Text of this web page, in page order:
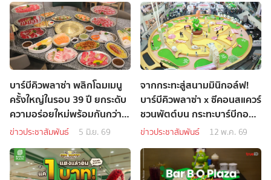
บาร์บีคิวพลาซ่า พลิกโฉมเมนู
ครั้งใหญ่ในรอบ 39 ปี ยกระดับ
ความอร่อยใหม่พร้อมกันกว่า
160 สาขาทั่วประเทศ
ข่าวประชาสัมพันธ์ 5 มิ.ย. 69
จากกระทะสู่สนามมินิกอล์ฟ!
บาร์บีคิวพลาซ่า x ซีคอนสแควร์
ชวนพัตต์บน กระทะบาร์บีกอ
นยักษ์
ข่าวประชาสัมพันธ์ 12 พ.ค. 69